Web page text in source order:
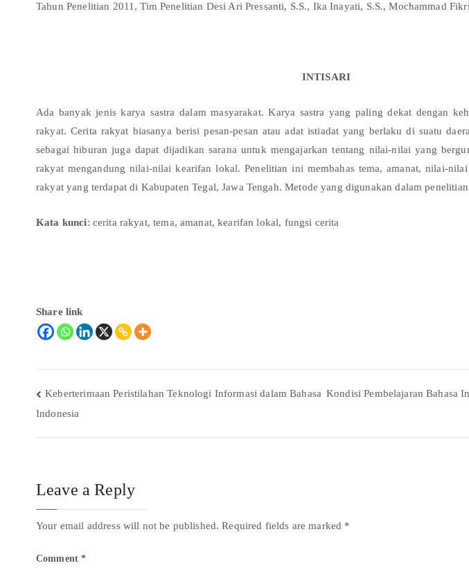
Tahun Penelitian 2011, Tim Penelitian Desi Ari Pressanti, S.S., Ika Inayati, S.S., Mochammad
INTISARI
Ada banyak jenis karya sastra dalam masyarakat. Karya sastra yang paling dekat dengan
rakyat. Cerita rakyat biasanya berisi pesan-pesan atau adat istiadat yang berlaku di suatu
sebagai hiburan juga dapat dijadikan sarana untuk mengajarkan tentang nilai-nilai yang
rakyat mengandung nilai-nilai kearifan lokal. Penelitian ini membahas tema, amanat, nilai-
rakyat yang terdapat di Kabupaten Tegal, Jawa Tengah. Metode yang digunakan dalam
Kata kunci: cerita rakyat, tema, amanat, kearifan lokal, fungsi cerita
Share link
Keberterimaan Peristilahan Teknologi Informasi dalam Bahasa
Indonesia
Kondisi Pembelajaran Bahasa
Leave a Reply
Your email address will not be published. Required fields are marked *
Comment*